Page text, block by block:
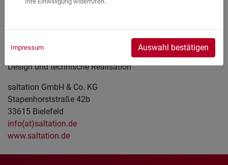
info(at)gesundistbunt.de
Design und technische Realisation
saltation GmbH & Co. KG
Stapenhorststraße 42b
33615 Bielefeld
info(at)saltation.de
www.saltation.de
Impressum Auswahl bestätigen